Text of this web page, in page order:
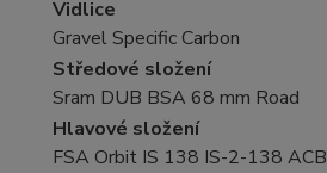
Vidlice
Gravel Specific Carbon
Středové složení
Sram DUB BSA 68 mm Road
Hlavové složení
FSA Orbit IS 138 IS-2-138 ACB